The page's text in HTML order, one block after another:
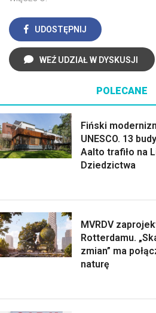
UDOSTĘPNIJ
WEŹ UDZIAŁ W DYSKUSJI
POLECANE
Fiński
UNESCO. 13
Aalto trafiło na
Dziedzictwa
MVRDV
Rotterdamu.
zmian” ma
naturę